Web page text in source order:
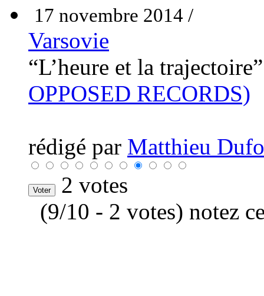
17 novembre 2014 /
Varsovie
“L’heure et la
OPPOSED RECORDS)
rédigé par Matthieu
2 votes
(9/10 - 2 votes) notez